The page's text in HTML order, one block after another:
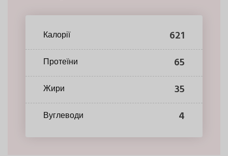
Калорії 621
Протеїни 65
Жири 35
Вуглеводи 4